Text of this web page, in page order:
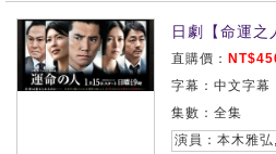
日劇【命運
直購價：
字幕：中文字幕
集數：全集